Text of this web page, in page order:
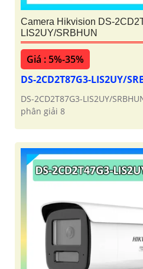
Camera Hikvision DS-
LIS2UY/SRBHUN
Giá : 5%-35%
DS-2CD2T87G3-LIS2UY/
DS-2CD2T87G3-LIS2UY/
phân giải 8